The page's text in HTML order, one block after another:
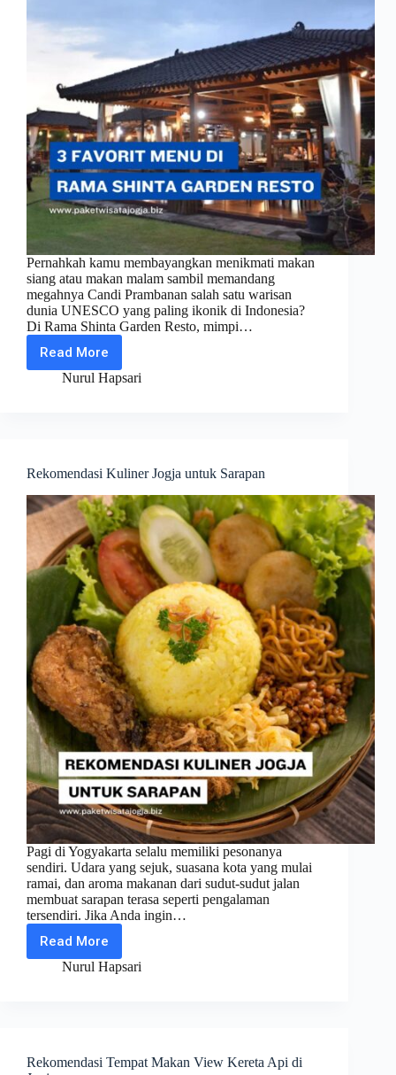
Pernahkah kamu membayangkan menikmati makan
siang atau makan malam sambil memandang
megahnya Candi Prambanan salah satu warisan
dunia UNESCO yang paling ikonik di Indonesia?
Di Rama Shinta Garden Resto, mimpi…
Read More
3
Terfavorit
Resto
Bersantap
Nurul Hapsari
Rekomendasi Kuliner Jogja untuk Sarapan
Pagi di Yogyakarta selalu memiliki pesonanya
sendiri. Udara yang sejuk, suasana kota yang mulai
ramai, dan aroma makanan dari sudut-sudut jalan
membuat sarapan terasa seperti pengalaman
tersendiri. Jika Anda ingin…
Read MoreRekomendasi
Kuliner
Nurul Hapsari
Rekomendasi Tempat Makan View Kereta Api di